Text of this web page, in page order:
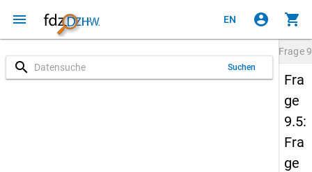
menu EN account_circle shopping_cart
search Suchen
Frage
Fra
ge
9.5:
Fra
ge